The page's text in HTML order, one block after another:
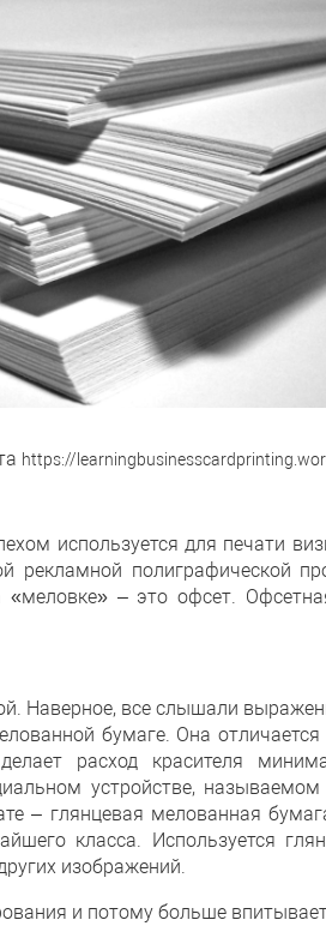
https://
используется для печати
рекламной полиграфической
– это офсет.
Наверное, все слышали
бумаге. Она
расход красителя
устройстве,
– глянцевая мелованная
класса. Используется
изображений.
и потому больше